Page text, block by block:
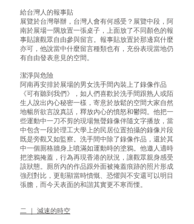
給台灣人的報事貼
展覽於台灣舉辦，台灣人會有何感受？展覽中段，阿
南於展場一隅放置一張桌子，上面放了不同顏色的報
事貼讓觀眾自由參與留言。報事貼放置於那邊寫什麼
亦可，他說當中什麼留言種類也有，充份表現當地仍
有自由發表意見的空間。
潔淨與危險
阿南再安排於展場的男女洗手間內裝上了錄像作品
《可有聽到我們》，如人們喜歡於洗手間跟熟人或陌
生人說出內心秘密一樣，寄意於放鬆的空間大家自然
地暢所欲言說真話，釋放內心的憤怒和鬱悶。他把一
些運動中一刀不剪的現場無聲錄像伴隨文字播放，當
中包含一段於理工大學上的民居位置拍攝的錄像片段
既是旁觀又如監察。洗手間中除了錄像作品，還於其
中一個厠格牆身上噴滿如運動時的塗鴉。他邀人適時
把塗鴉掩蓋，行為再現香港的狀況，讓觀眾親身感受
該狀態。厠所內的作品跟外面被掩蓋痕跡的照片形成
強烈對比，更彰顯當時憤慨、恐懼與不安還可以明目
張膽，而今天表面的和諧其實更不寒而慄。
二 ｜ 減速的時空